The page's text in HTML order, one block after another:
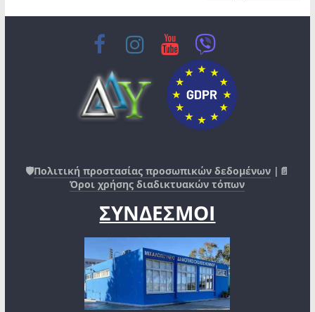
🛡️Πολιτική προστασίας προσωπικών δεδομένων |📄
Όροι χρήσης διαδικτυακών τόπων
ΣΥΝΔΕΣΜΟΙ